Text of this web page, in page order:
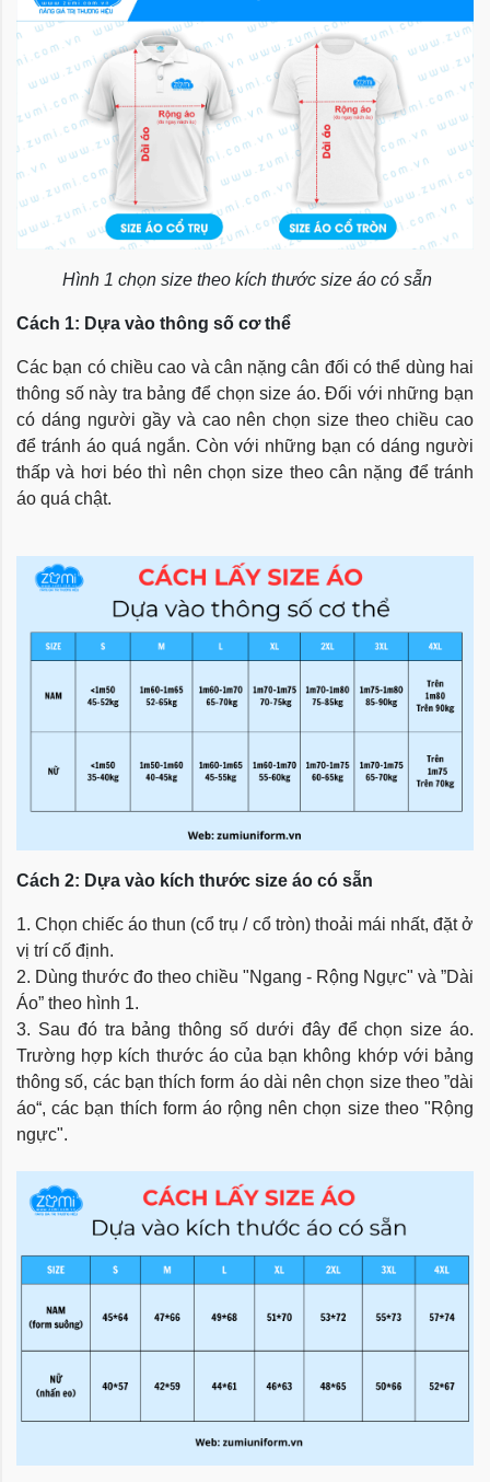
Hình 1 chọn size theo kích thước size áo có sẵn
Cách 1: Dựa vào thông số cơ thể
Các bạn có chiều cao và cân nặng cân đối có thể dùng hai
thông số này tra bảng để chọn size áo. Đối với những bạn
có dáng người gầy và cao nên chọn size theo chiều cao
để tránh áo quá ngắn. Còn với những bạn có dáng người
thấp và hơi béo thì nên chọn size theo cân nặng để tránh
áo quá chật.
Cách 2: Dựa vào kích thước size áo có sẵn
1. Chọn chiếc áo thun (cổ trụ / cổ tròn) thoải mái nhất, đặt ở
vị trí cố định.
2. Dùng thước đo theo chiều "Ngang - Rộng Ngực" và ”Dài
Áo” theo hình 1.
3. Sau đó tra bảng thông số dưới đây để chọn size áo.
Trường hợp kích thước áo của bạn không khớp với bảng
thông số, các bạn thích form áo dài nên chọn size theo ”dài
áo“, các bạn thích form áo rộng nên chọn size theo "Rộng
ngực".